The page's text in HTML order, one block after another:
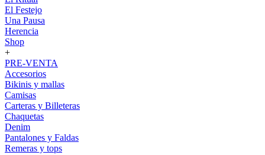
El Festejo
Una Pausa
Herencia
Shop
+
PRE-VENTA
Accesorios
Bikinis y mallas
Camisas
Carteras y Billeteras
Chaquetas
Denim
Pantalones y Faldas
Remeras y tops